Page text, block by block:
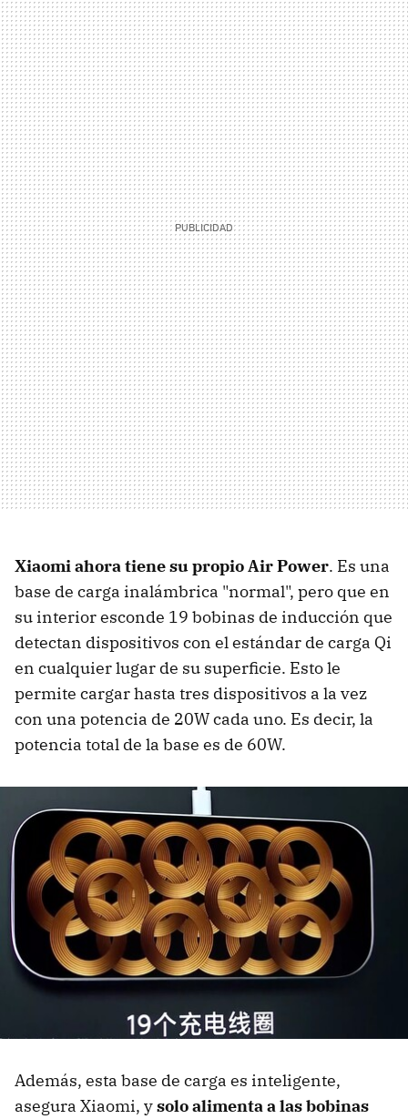
Xiaomi ahora tiene su propio Air Power. Es una
base de carga inalámbrica "normal", pero que en
su interior esconde 19 bobinas de inducción que
detectan dispositivos con el estándar de carga Qi
en cualquier lugar de su superficie. Esto le
permite cargar hasta tres dispositivos a la vez
con una potencia de 20W cada uno. Es decir, la
potencia total de la base es de 60W.
Además, esta base de carga es inteligente,
asegura Xiaomi, ysolo alimenta a las bobinas